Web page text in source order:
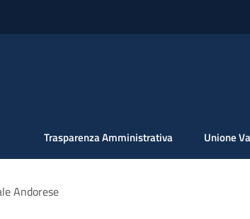
Trasparenza Amministrativa Unione
Andorese